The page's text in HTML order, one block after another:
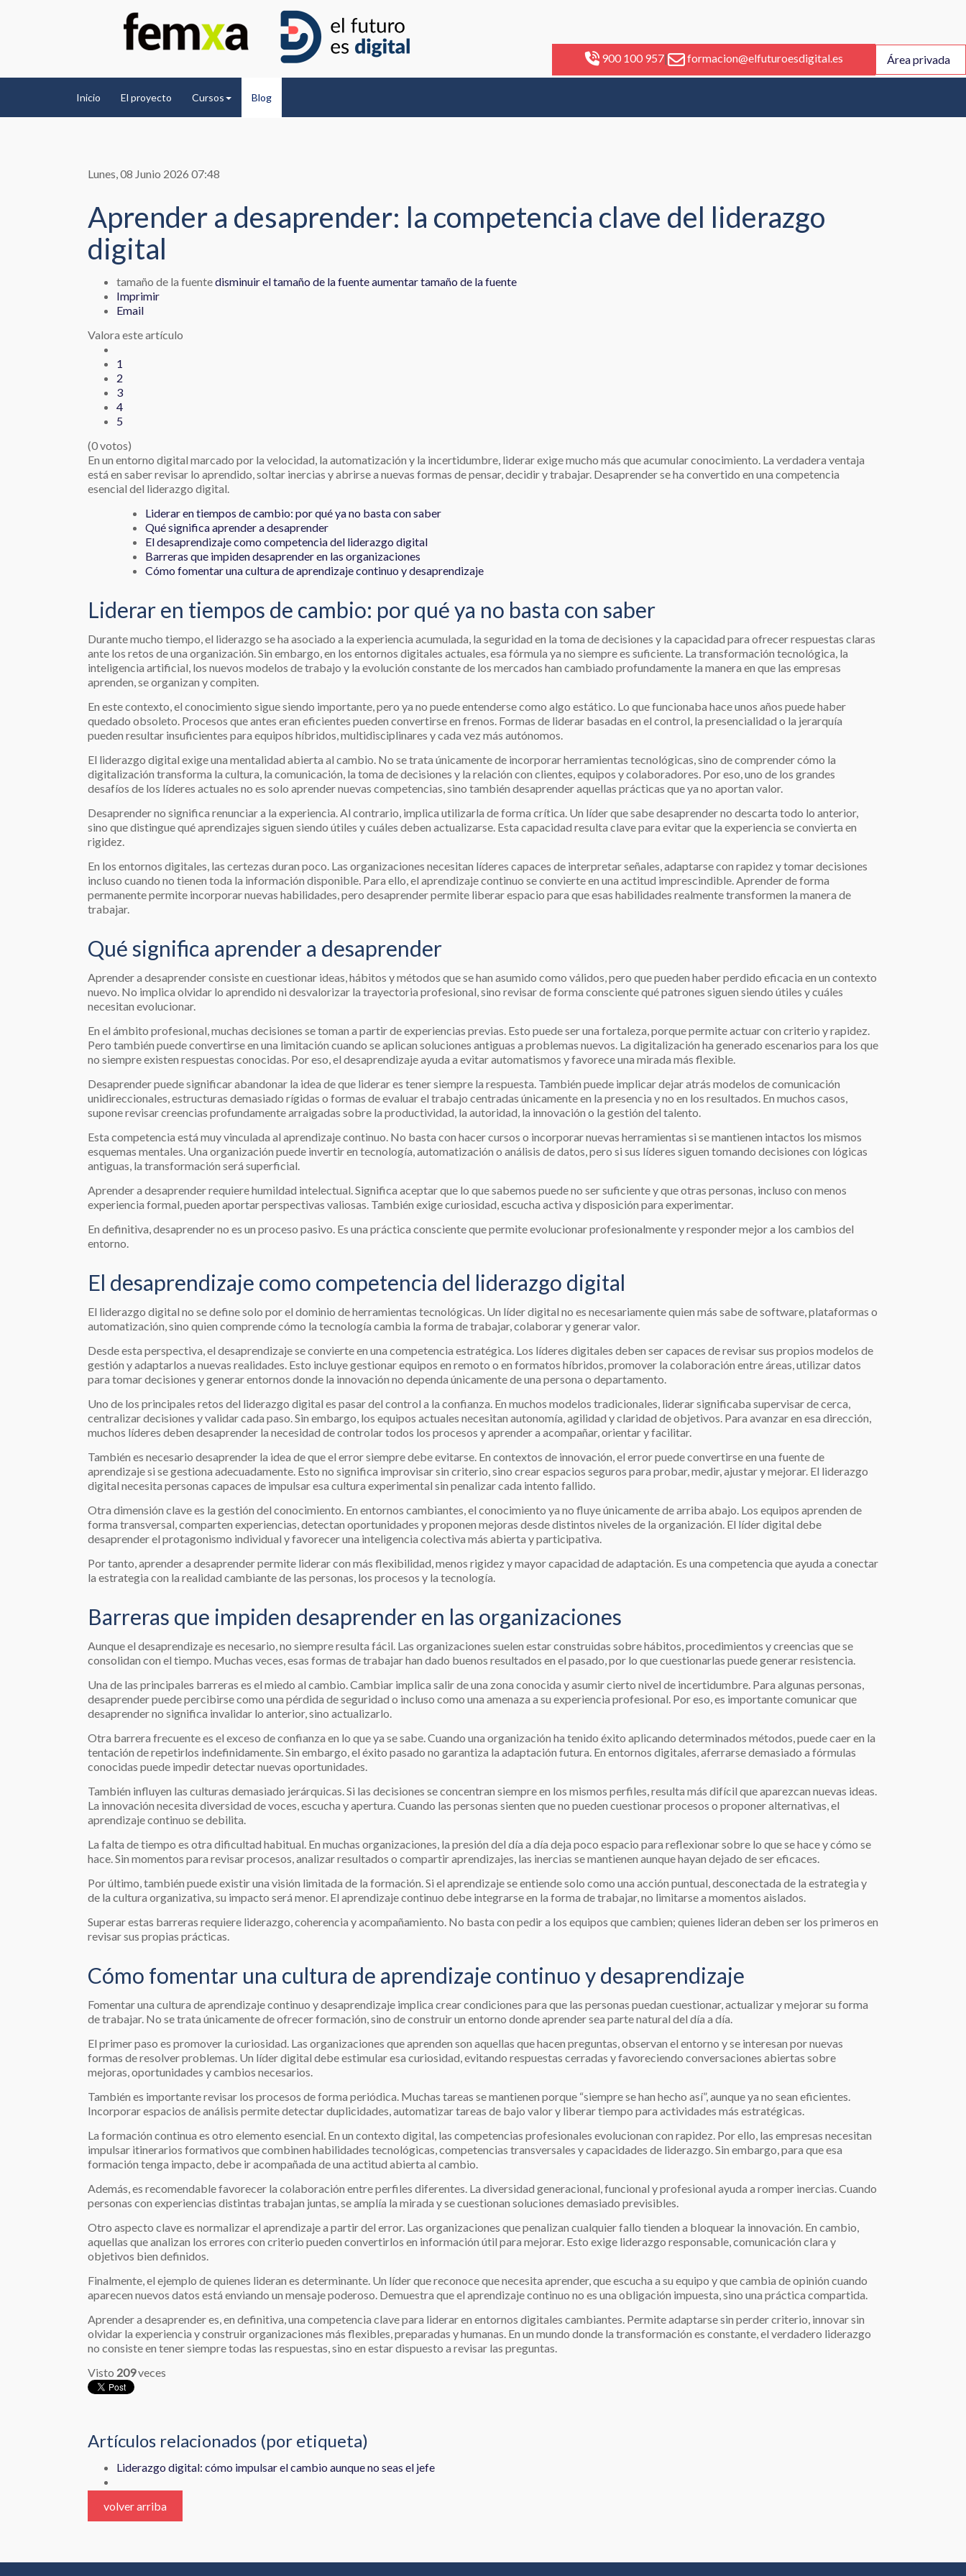
900 100 957| formacion@elfuturoesdigital.es Área privada
Inicio El proyecto Cursos Blog
Lunes, 08 Junio 2026 07:48
Aprender a desaprender: la competencia clave del liderazgo
digital
tamaño de la fuentedisminuir el tamaño de la fuenteaumentar tamaño de la fuente
Imprimir
Email
Valora este artículo
1
2
3
4
5
(0 votos)
En un entorno digital marcado por la velocidad, la automatización y la incertidumbre, liderar exige mucho más que acumular conocimiento. La verdadera ventaja
está en saber revisar lo aprendido, soltar inercias y abrirse a nuevas formas de pensar, decidir y trabajar. Desaprender se ha convertido en una competencia
esencial del liderazgo digital.
Liderar en tiempos de cambio: por qué ya no basta con saber
Qué significa aprender a desaprender
El desaprendizaje como competencia del liderazgo digital
Barreras que impiden desaprender en las organizaciones
Cómo fomentar una cultura de aprendizaje continuo y desaprendizaje
Liderar en tiempos de cambio: por qué ya no basta con saber
Durante mucho tiempo, el liderazgo se ha asociado a la experiencia acumulada, la seguridad en la toma de decisiones y la capacidad para ofrecer respuestas claras
ante los retos de una organización. Sin embargo, en los entornos digitales actuales, esa fórmula ya no siempre es suficiente. La transformación tecnológica, la
inteligencia artificial, los nuevos modelos de trabajo y la evolución constante de los mercados han cambiado profundamente la manera en que las empresas
aprenden, se organizan y compiten.
En este contexto, el conocimiento sigue siendo importante, pero ya no puede entenderse como algo estático. Lo que funcionaba hace unos años puede haber
quedado obsoleto. Procesos que antes eran eficientes pueden convertirse en frenos. Formas de liderar basadas en el control, la presencialidad o la jerarquía
pueden resultar insuficientes para equipos híbridos, multidisciplinares y cada vez más autónomos.
El liderazgo digital exige una mentalidad abierta al cambio. No se trata únicamente de incorporar herramientas tecnológicas, sino de comprender cómo la
digitalización transforma la cultura, la comunicación, la toma de decisiones y la relación con clientes, equipos y colaboradores. Por eso, uno de los grandes
desafíos de los líderes actuales no es solo aprender nuevas competencias, sino también desaprender aquellas prácticas que ya no aportan valor.
Desaprender no significa renunciar a la experiencia. Al contrario, implica utilizarla de forma crítica. Un líder que sabe desaprender no descarta todo lo anterior,
sino que distingue qué aprendizajes siguen siendo útiles y cuáles deben actualizarse. Esta capacidad resulta clave para evitar que la experiencia se convierta en
rigidez.
En los entornos digitales, las certezas duran poco. Las organizaciones necesitan líderes capaces de interpretar señales, adaptarse con rapidez y tomar decisiones
incluso cuando no tienen toda la información disponible. Para ello, el aprendizaje continuo se convierte en una actitud imprescindible. Aprender de forma
permanente permite incorporar nuevas habilidades, pero desaprender permite liberar espacio para que esas habilidades realmente transformen la manera de
trabajar.
Qué significa aprender a desaprender
Aprender a desaprender consiste en cuestionar ideas, hábitos y métodos que se han asumido como válidos, pero que pueden haber perdido eficacia en un contexto
nuevo. No implica olvidar lo aprendido ni desvalorizar la trayectoria profesional, sino revisar de forma consciente qué patrones siguen siendo útiles y cuáles
necesitan evolucionar.
En el ámbito profesional, muchas decisiones se toman a partir de experiencias previas. Esto puede ser una fortaleza, porque permite actuar con criterio y rapidez.
Pero también puede convertirse en una limitación cuando se aplican soluciones antiguas a problemas nuevos. La digitalización ha generado escenarios para los que
no siempre existen respuestas conocidas. Por eso, el desaprendizaje ayuda a evitar automatismos y favorece una mirada más flexible.
Desaprender puede significar abandonar la idea de que liderar es tener siempre la respuesta. También puede implicar dejar atrás modelos de comunicación
unidireccionales, estructuras demasiado rígidas o formas de evaluar el trabajo centradas únicamente en la presencia y no en los resultados. En muchos casos,
supone revisar creencias profundamente arraigadas sobre la productividad, la autoridad, la innovación o la gestión del talento.
Esta competencia está muy vinculada al aprendizaje continuo. No basta con hacer cursos o incorporar nuevas herramientas si se mantienen intactos los mismos
esquemas mentales. Una organización puede invertir en tecnología, automatización o análisis de datos, pero si sus líderes siguen tomando decisiones con lógicas
antiguas, la transformación será superficial.
Aprender a desaprender requiere humildad intelectual. Significa aceptar que lo que sabemos puede no ser suficiente y que otras personas, incluso con menos
experiencia formal, pueden aportar perspectivas valiosas. También exige curiosidad, escucha activa y disposición para experimentar.
En definitiva, desaprender no es un proceso pasivo. Es una práctica consciente que permite evolucionar profesionalmente y responder mejor a los cambios del
entorno.
El desaprendizaje como competencia del liderazgo digital
El liderazgo digital no se define solo por el dominio de herramientas tecnológicas. Un líder digital no es necesariamente quien más sabe de software, plataformas o
automatización, sino quien comprende cómo la tecnología cambia la forma de trabajar, colaborar y generar valor.
Desde esta perspectiva, el desaprendizaje se convierte en una competencia estratégica. Los líderes digitales deben ser capaces de revisar sus propios modelos de
gestión y adaptarlos a nuevas realidades. Esto incluye gestionar equipos en remoto o en formatos híbridos, promover la colaboración entre áreas, utilizar datos
para tomar decisiones y generar entornos donde la innovación no dependa únicamente de una persona o departamento.
Uno de los principales retos del liderazgo digital es pasar del control a la confianza. En muchos modelos tradicionales, liderar significaba supervisar de cerca,
centralizar decisiones y validar cada paso. Sin embargo, los equipos actuales necesitan autonomía, agilidad y claridad de objetivos. Para avanzar en esa dirección,
muchos líderes deben desaprender la necesidad de controlar todos los procesos y aprender a acompañar, orientar y facilitar.
También es necesario desaprender la idea de que el error siempre debe evitarse. En contextos de innovación, el error puede convertirse en una fuente de
aprendizaje si se gestiona adecuadamente. Esto no significa improvisar sin criterio, sino crear espacios seguros para probar, medir, ajustar y mejorar. El liderazgo
digital necesita personas capaces de impulsar esa cultura experimental sin penalizar cada intento fallido.
Otra dimensión clave es la gestión del conocimiento. En entornos cambiantes, el conocimiento ya no fluye únicamente de arriba abajo. Los equipos aprenden de
forma transversal, comparten experiencias, detectan oportunidades y proponen mejoras desde distintos niveles de la organización. El líder digital debe
desaprender el protagonismo individual y favorecer una inteligencia colectiva más abierta y participativa.
Por tanto, aprender a desaprender permite liderar con más flexibilidad, menos rigidez y mayor capacidad de adaptación. Es una competencia que ayuda a conectar
la estrategia con la realidad cambiante de las personas, los procesos y la tecnología.
Barreras que impiden desaprender en las organizaciones
Aunque el desaprendizaje es necesario, no siempre resulta fácil. Las organizaciones suelen estar construidas sobre hábitos, procedimientos y creencias que se
consolidan con el tiempo. Muchas veces, esas formas de trabajar han dado buenos resultados en el pasado, por lo que cuestionarlas puede generar resistencia.
Una de las principales barreras es el miedo al cambio. Cambiar implica salir de una zona conocida y asumir cierto nivel de incertidumbre. Para algunas personas,
desaprender puede percibirse como una pérdida de seguridad o incluso como una amenaza a su experiencia profesional. Por eso, es importante comunicar que
desaprender no significa invalidar lo anterior, sino actualizarlo.
Otra barrera frecuente es el exceso de confianza en lo que ya se sabe. Cuando una organización ha tenido éxito aplicando determinados métodos, puede caer en la
tentación de repetirlos indefinidamente. Sin embargo, el éxito pasado no garantiza la adaptación futura. En entornos digitales, aferrarse demasiado a fórmulas
conocidas puede impedir detectar nuevas oportunidades.
También influyen las culturas demasiado jerárquicas. Si las decisiones se concentran siempre en los mismos perfiles, resulta más difícil que aparezcan nuevas ideas.
La innovación necesita diversidad de voces, escucha y apertura. Cuando las personas sienten que no pueden cuestionar procesos o proponer alternativas, el
aprendizaje continuo se debilita.
La falta de tiempo es otra dificultad habitual. En muchas organizaciones, la presión del día a día deja poco espacio para reflexionar sobre lo que se hace y cómo se
hace. Sin momentos para revisar procesos, analizar resultados o compartir aprendizajes, las inercias se mantienen aunque hayan dejado de ser eficaces.
Por último, también puede existir una visión limitada de la formación. Si el aprendizaje se entiende solo como una acción puntual, desconectada de la estrategia y
de la cultura organizativa, su impacto será menor. El aprendizaje continuo debe integrarse en la forma de trabajar, no limitarse a momentos aislados.
Superar estas barreras requiere liderazgo, coherencia y acompañamiento. No basta con pedir a los equipos que cambien; quienes lideran deben ser los primeros en
revisar sus propias prácticas.
Cómo fomentar una cultura de aprendizaje continuo y desaprendizaje
Fomentar una cultura de aprendizaje continuo y desaprendizaje implica crear condiciones para que las personas puedan cuestionar, actualizar y mejorar su forma
de trabajar. No se trata únicamente de ofrecer formación, sino de construir un entorno donde aprender sea parte natural del día a día.
El primer paso es promover la curiosidad. Las organizaciones que aprenden son aquellas que hacen preguntas, observan el entorno y se interesan por nuevas
formas de resolver problemas. Un líder digital debe estimular esa curiosidad, evitando respuestas cerradas y favoreciendo conversaciones abiertas sobre
mejoras, oportunidades y cambios necesarios.
También es importante revisar los procesos de forma periódica. Muchas tareas se mantienen porque “siempre se han hecho así”, aunque ya no sean eficientes.
Incorporar espacios de análisis permite detectar duplicidades, automatizar tareas de bajo valor y liberar tiempo para actividades más estratégicas.
La formación continua es otro elemento esencial. En un contexto digital, las competencias profesionales evolucionan con rapidez. Por ello, las empresas necesitan
impulsar itinerarios formativos que combinen habilidades tecnológicas, competencias transversales y capacidades de liderazgo. Sin embargo, para que esa
formación tenga impacto, debe ir acompañada de una actitud abierta al cambio.
Además, es recomendable favorecer la colaboración entre perfiles diferentes. La diversidad generacional, funcional y profesional ayuda a romper inercias. Cuando
personas con experiencias distintas trabajan juntas, se amplía la mirada y se cuestionan soluciones demasiado previsibles.
Otro aspecto clave es normalizar el aprendizaje a partir del error. Las organizaciones que penalizan cualquier fallo tienden a bloquear la innovación. En cambio,
aquellas que analizan los errores con criterio pueden convertirlos en información útil para mejorar. Esto exige liderazgo responsable, comunicación clara y
objetivos bien definidos.
Finalmente, el ejemplo de quienes lideran es determinante. Un líder que reconoce que necesita aprender, que escucha a su equipo y que cambia de opinión cuando
aparecen nuevos datos está enviando un mensaje poderoso. Demuestra que el aprendizaje continuo no es una obligación impuesta, sino una práctica compartida.
Aprender a desaprender es, en definitiva, una competencia clave para liderar en entornos digitales cambiantes. Permite adaptarse sin perder criterio, innovar sin
olvidar la experiencia y construir organizaciones más flexibles, preparadas y humanas. En un mundo donde la transformación es constante, el verdadero liderazgo
no consiste en tener siempre todas las respuestas, sino en estar dispuesto a revisar las preguntas.
Visto 209veces
Artículos relacionados (por etiqueta)
Liderazgo digital: cómo impulsar el cambio aunque no seas el jefe
volver arriba